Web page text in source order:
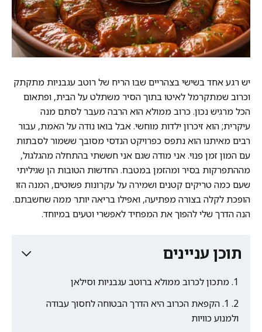
יש רגע אחד בשישי בצהריים שבו הריח של רוטב עגבניות מתקתק
וכרוב שמתקרמל לאיטו בתוך הסיר משתלט על הבית, ופתאום
הכל מרגיש נכון. כרוב ממולא הוא הרבה מעבר לסתם מנה
עיקרית; הוא זיכרון ילדות מוחשי. אבל בואו נודה על האמת, עבור
רבים מאיתנו הוא נתפס כפרויקט הנדסי מסובך ששמור לסבתות
עם המון זמן פנוי. אני מודה שגם אני חששתי בהתחלה מהגלגול,
מההתפרקות בסיר ומהזמן במטבח. החדשות הטובות הן שגיליתי
שעם כמה טריקים קטנים ושמירה על עקרונות פשוטים, המנה הזו
הופכת לקלה בצורה מפתיעה, ואפילו בריאה יותר ממה שחשבתם.
הנה הדרך שלי להפוך את המפחיד לאפשרי וטעים במיוחד.
תוכן עניינים
מתכון לכרוב ממולא ברוטב עגבניות וסילאן
1. הקפאת הכרוב היא הדרך הבטוחה לחסוך עבודה
ולמנוע כוויות